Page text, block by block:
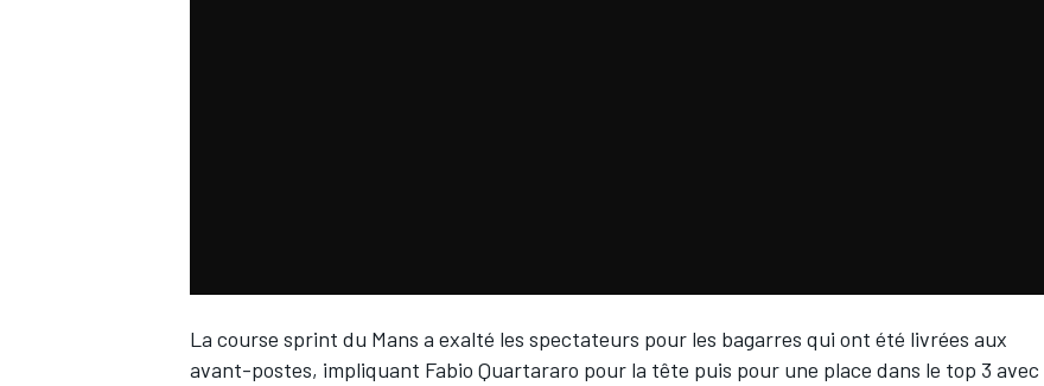
La course sprint du Mans a exalté les spectateurs pour les bagarres qui ont été livrées aux
avant-postes, impliquant Fabio Quartararo pour la tête puis pour une place dans le top 3 avec